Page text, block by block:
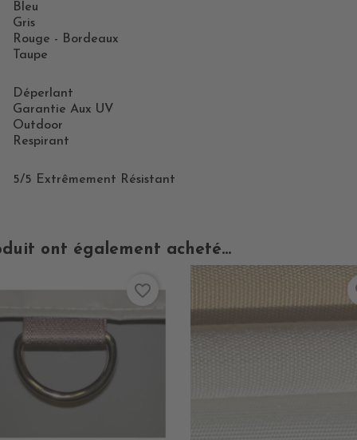
Bleu
Gris
Rouge - Bordeaux
Taupe
Déperlant
Garantie Aux UV
Outdoor
Respirant
5/5 Extrêmement Résistant
ont également acheté...
favorite_border